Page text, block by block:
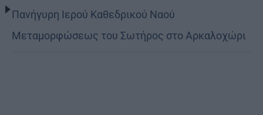
Πανήγυρη Ιερού Καθεδρικού Ναού
Μεταμορφώσεως του Σωτήρος στο Αρκαλοχώρι